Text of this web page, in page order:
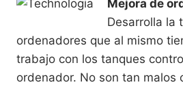
Mejora de
Desarrolla la
ordenadores que al mismo
trabajo con los tanques
ordenador. No son tan malos